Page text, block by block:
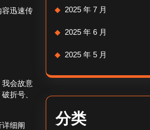
容迅速传
我会故意
折号、
细阐
2025 年 7 月
2025 年 6 月
2025 年 5 月
分类